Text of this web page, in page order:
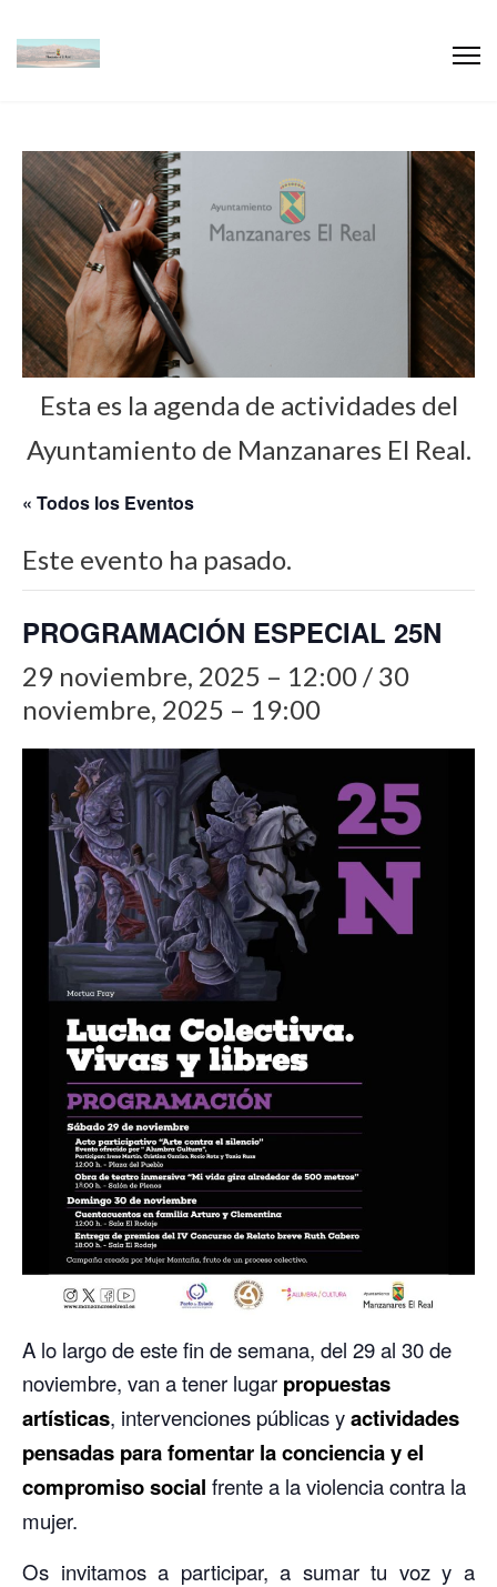
Esta es la agenda de actividades del
Ayuntamiento de Manzanares El Real.
« Todos los Eventos
Este evento ha pasado.
PROGRAMACIÓN ESPECIAL 25N
29 noviembre, 2025 – 12:00 / 30
noviembre, 2025 – 19:00
A lo largo de este fin de semana, del 29 al 30 de
noviembre, van a tener lugar propuestas
artísticas, intervenciones públicas yactividades
pensadas para fomentar la conciencia y el
compromiso social frente a la violencia contra la
mujer.
Os invitamos a participar, a sumar tu voz y a